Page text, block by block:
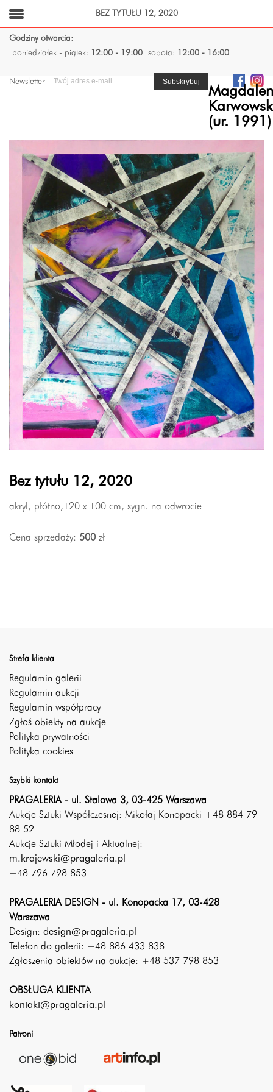
Godziny otwarcia:
poniedziałek - piątek:
12:00 - 19:00 sobota: 12:00 - 16:00
Newsletter
(ur. 1991)
Bez tytułu 12, 2020
akryl, płótno,120 x 100 cm, sygn. na odwrocie
Cena sprzedaży: 500 zł
Strefa klienta
Regulamin galerii
Regulamin aukcji
Regulamin współpracy
Zgłoś obiekty na aukcje
Polityka prywatności
Polityka cookies
Szybki kontakt
PRAGALERIA - ul. Stalowa 3, 03-425 Warszawa
Aukcje Sztuki Współczesnej: Mikołaj Konopacki +48 884 79
88 52
Aukcje Sztuki Młodej i Aktualnej:
m.krajewski@pragaleria.pl
+48 796 798 853
PRAGALERIA DESIGN - ul. Konopacka 17, 03-428
Warszawa
Design: design@pragaleria.pl
Telefon do galerii: +48 886 433 838
Zgłoszenia obiektów na aukcje: +48 537 798 853
OBSŁUGA KLIENTA
kontakt@pragaleria.pl
Patroni
BEZ TYTUŁU 12, 2020